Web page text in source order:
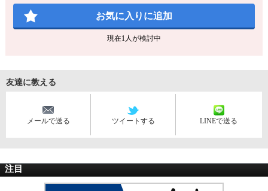
お気に入りに追加
現在1人が検討中
友達に教える
メールで送る ツイートする LINEで送る
注目